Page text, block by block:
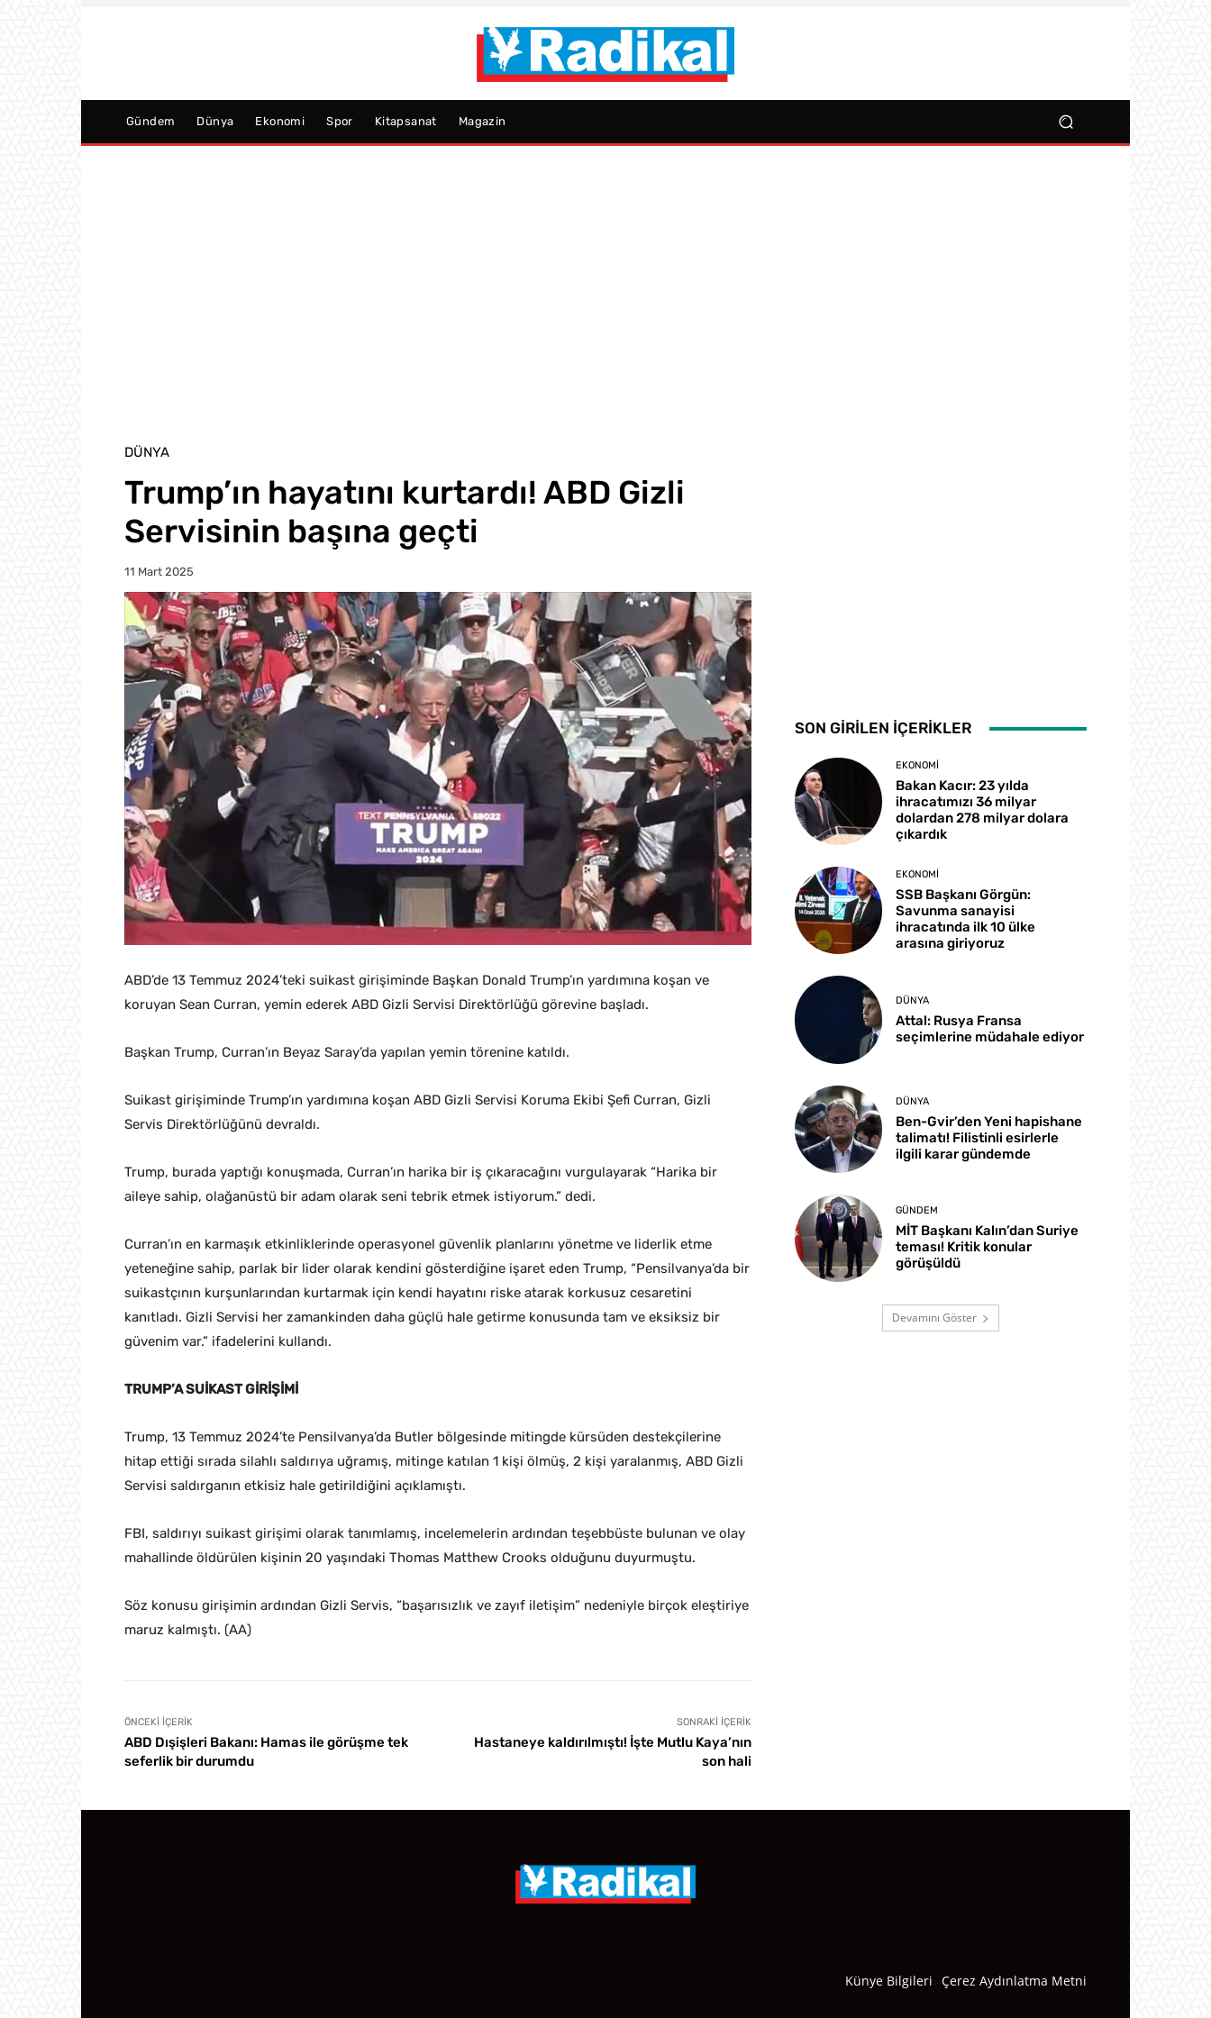
Gündem Dünya Ekonomi Spor Kitapsanat Magazin
DÜNYA
Trump’ın hayatını kurtardı! ABD Gizli
Servisinin başına geçti
11 Mart 2025
ABD’de 13 Temmuz 2024’teki suikast girişiminde Başkan Donald Trump’ın yardımına koşan ve
koruyan Sean Curran, yemin ederek ABD Gizli Servisi Direktörlüğü görevine başladı.
Başkan Trump, Curran’ın Beyaz Saray’da yapılan yemin törenine katıldı.
Suikast girişiminde Trump’ın yardımına koşan ABD Gizli Servisi Koruma Ekibi Şefi Curran, Gizli
Servis Direktörlüğünü devraldı.
Trump, burada yaptığı konuşmada, Curran’ın harika bir iş çıkaracağını vurgulayarak “Harika bir
aileye sahip, olağanüstü bir adam olarak seni tebrik etmek istiyorum.” dedi.
Curran’ın en karmaşık etkinliklerinde operasyonel güvenlik planlarını yönetme ve liderlik etme
yeteneğine sahip, parlak bir lider olarak kendini gösterdiğine işaret eden Trump, “Pensilvanya’da bir
suikastçının kurşunlarından kurtarmak için kendi hayatını riske atarak korkusuz cesaretini
kanıtladı. Gizli Servisi her zamankinden daha güçlü hale getirme konusunda tam ve eksiksiz bir
güvenim var.” ifadelerini kullandı.
TRUMP’A SUİKAST GİRİŞİMİ
Trump, 13 Temmuz 2024’te Pensilvanya’da Butler bölgesinde mitingde kürsüden destekçilerine
hitap ettiği sırada silahlı saldırıya uğramış, mitinge katılan 1 kişi ölmüş, 2 kişi yaralanmış, ABD Gizli
Servisi saldırganın etkisiz hale getirildiğini açıklamıştı.
FBI, saldırıyı suikast girişimi olarak tanımlamış, incelemelerin ardından teşebbüste bulunan ve olay
mahallinde öldürülen kişinin 20 yaşındaki Thomas Matthew Crooks olduğunu duyurmuştu.
Söz konusu girişimin ardından Gizli Servis, “başarısızlık ve zayıf iletişim” nedeniyle birçok eleştiriye
maruz kalmıştı. (AA)
ÖNCEKI İÇERIK
ABD Dışişleri Bakanı: Hamas ile görüşme tek
seferlik bir durumdu
SONRAKI İÇERIK
Hastaneye kaldırılmıştı! İşte Mutlu Kaya’nın
son hali
SON GİRİLEN İÇERİKLER
EKONOMI
Bakan Kacır: 23 yılda
ihracatımızı 36 milyar
dolardan 278 milyar dolara
çıkardık
EKONOMI
SSB Başkanı Görgün:
Savunma sanayisi
ihracatında ilk 10 ülke
arasına giriyoruz
DÜNYA
Attal: Rusya Fransa
seçimlerine müdahale ediyor
DÜNYA
Ben-Gvir’den Yeni hapishane
talimatı! Filistinli esirlerle
ilgili karar gündemde
GÜNDEM
MİT Başkanı Kalın’dan Suriye
teması! Kritik konular
görüşüldü
Devamını Göster
Künye Bilgileri Çerez Aydınlatma Metni